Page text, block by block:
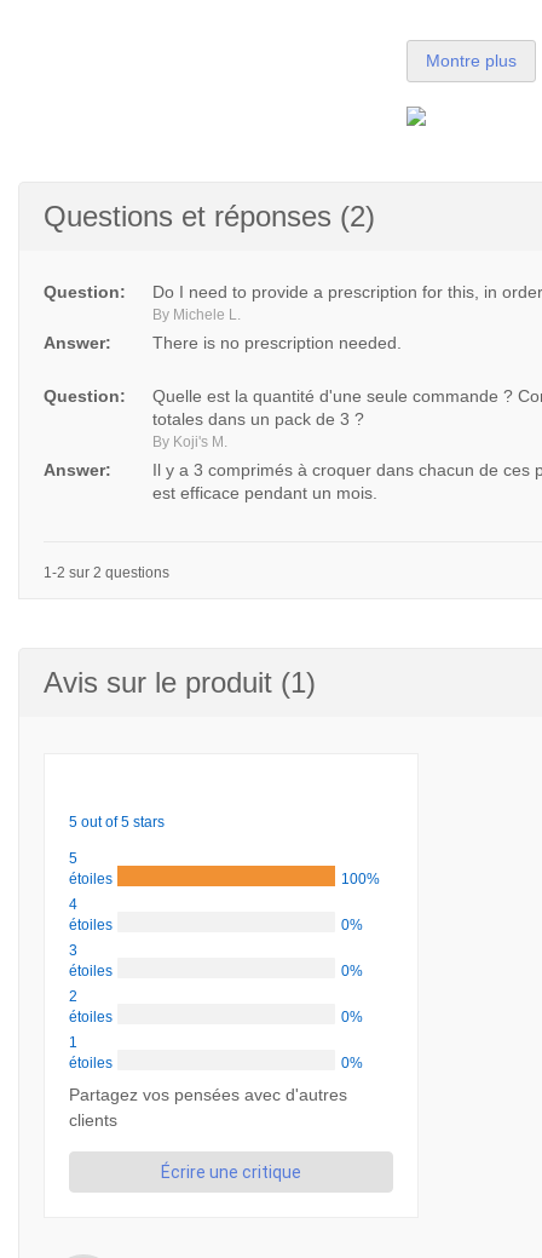
Montre plus
Questions et réponses (2)
Question: Do I need to provide a prescription for this, in
By Michele L.
Answer: There is no prescription needed.
Question:
Quelle est la quantité d'une seule commande ?
totales dans un pack de 3 ?
By Koji's M.
Answer:
Il y a 3 comprimés à croquer dans chacun de ces
est efficace pendant un mois.
1-2 sur 2 questions
Avis sur le produit (1)
5 out of 5 stars
5
étoiles
100%
4
étoiles
0%
3
étoiles
0%
2
étoiles
0%
1
étoiles
0%
Partagez vos pensées avec d'autres
clients
Écrire une critique